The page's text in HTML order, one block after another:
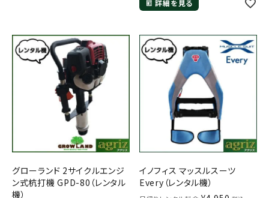
詳細を見る
グローランド 2サイクルエンジ
ン式杭打機 GPD-80（レンタル
機）
イノフィス マッスルスーツ
Every（レンタル機）